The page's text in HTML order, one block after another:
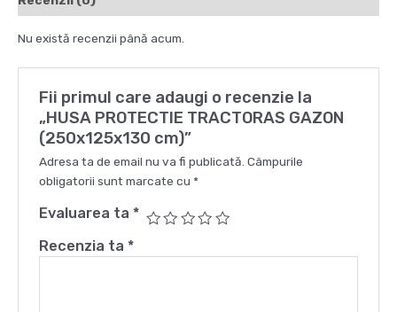
Nu există recenzii până acum.
Fii primul care adaugi o recenzie la
„HUSA PROTECTIE TRACTORAS GAZON
(250x125x130 cm)”
Adresa ta de email nu va fi publicată. Câmpurile
obligatorii sunt marcate cu *
Evaluarea ta *
Recenzia ta *